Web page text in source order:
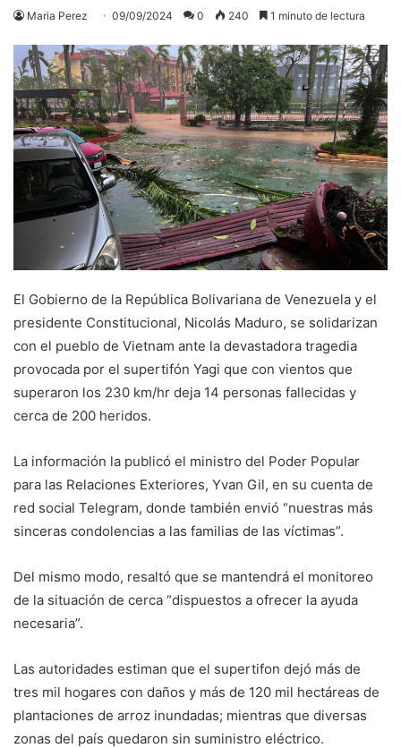
Maria Perez 09/09/2024 0 240 1 minuto de lectura
El Gobierno de la República Bolivariana de Venezuela y el
presidente Constitucional, Nicolás Maduro, se solidarizan
con el pueblo de Vietnam ante la devastadora tragedia
provocada por el supertifón Yagi que con vientos que
superaron los 230 km/hr deja 14 personas fallecidas y
cerca de 200 heridos.
La información la publicó el ministro del Poder Popular
para las Relaciones Exteriores, Yvan Gil, en su cuenta de
red social Telegram, donde también envió “nuestras más
sinceras condolencias a las familias de las víctimas”.
Del mismo modo, resaltó que se mantendrá el monitoreo
de la situación de cerca “dispuestos a ofrecer la ayuda
necesaria”.
Las autoridades estiman que el supertifon dejó más de
tres mil hogares con daños y más de 120 mil hectáreas de
plantaciones de arroz inundadas; mientras que diversas
zonas del país quedaron sin suministro eléctrico.